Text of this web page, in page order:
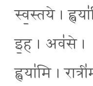
स्व॒स्तये ।
इ॒ह । अव॑से ।
ह्वया॑मि ।